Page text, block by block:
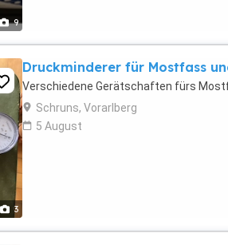
9
3
Druckminderer für Mostfass
Verschiedene Gerätschaften fürs
Schruns, Vorarlberg
5 August